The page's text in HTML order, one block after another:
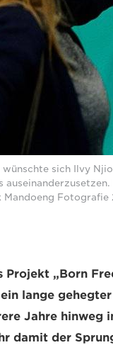
sich Ilvy
Fotografie
„Born
lange
Jahre hinweg
damit der